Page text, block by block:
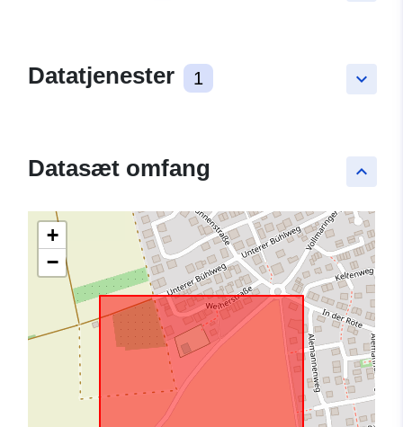
keyboard_arrow_down
Datatjenester 1
keyboard_arrow_up
Datasæt omfang
+
−